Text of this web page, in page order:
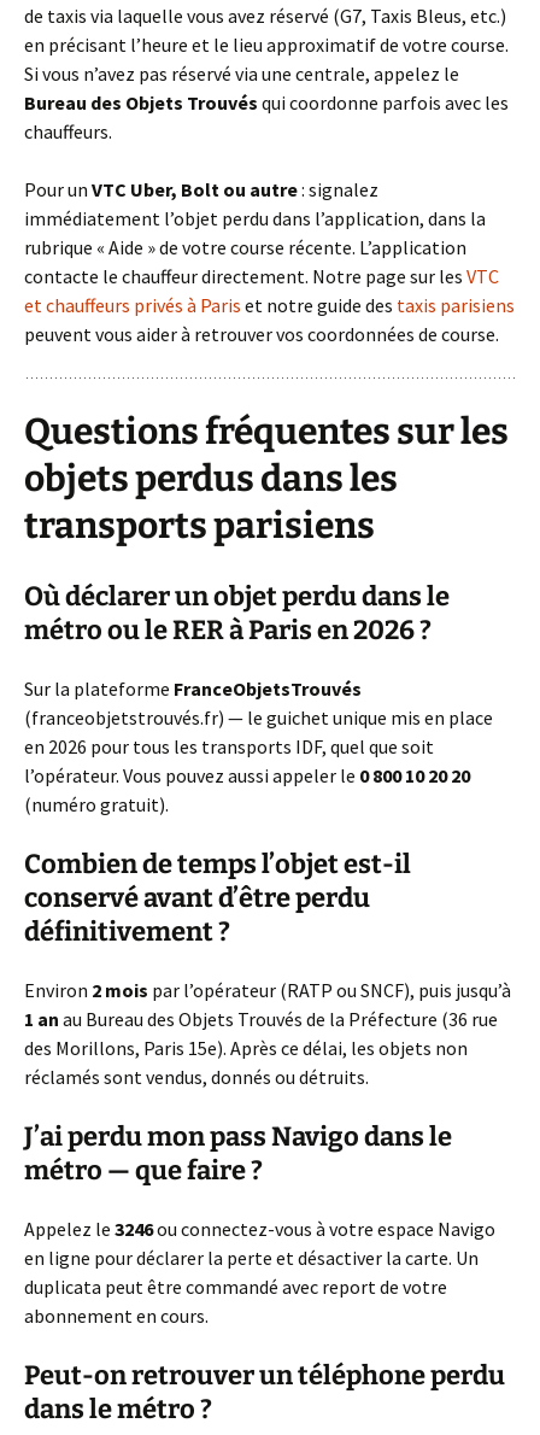
de taxis via laquelle vous avez réservé (G7, Taxis Bleus, etc.)
en précisant l’heure et le lieu approximatif de votre course.
Si vous n’avez pas réservé via une centrale, appelez le
Bureau des Objets Trouvés qui coordonne parfois avec les
chauffeurs.
Pour un VTC Uber, Bolt ou autre: signalez
immédiatement l’objet perdu dans l’application, dans la
rubrique « Aide » de votre course récente. L’application
contacte le chauffeur directement. Notre page sur les VTC
et chauffeurs privés à Paris et notre guide des taxis parisiens
peuvent vous aider à retrouver vos coordonnées de course.
Questions fréquentes sur les
objets perdus dans les
transports parisiens
Où déclarer un objet perdu dans le
métro ou le RER à Paris en 2026 ?
Sur la plateforme FranceObjetsTrouvés
(franceobjetstrouvés.fr) — le guichet unique mis en place
en 2026 pour tous les transports IDF, quel que soit
l’opérateur. Vous pouvez aussi appeler le 0 800 10 20 20
(numéro gratuit).
Combien de temps l’objet est-il
conservé avant d’être perdu
définitivement ?
Environ 2 mois par l’opérateur (RATP ou SNCF), puis jusqu’à
1 an au Bureau des Objets Trouvés de la Préfecture (36 rue
des Morillons, Paris 15e). Après ce délai, les objets non
réclamés sont vendus, donnés ou détruits.
J’ai perdu mon pass Navigo dans le
métro — que faire ?
Appelez le 3246ou connectez-vous à votre espace Navigo
en ligne pour déclarer la perte et désactiver la carte. Un
duplicata peut être commandé avec report de votre
abonnement en cours.
Peut-on retrouver un téléphone perdu
dans le métro ?